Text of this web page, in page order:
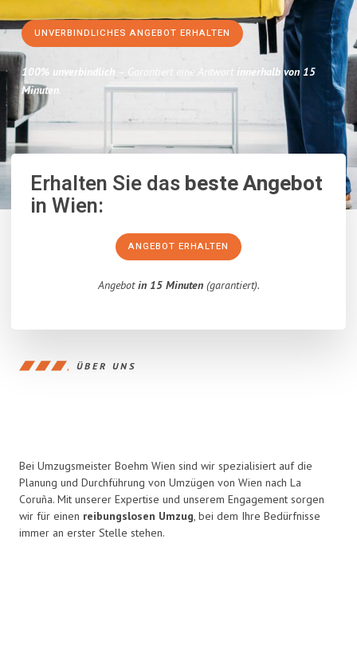
UNVERBINDLICHES ANGEBOT ERHALTEN
100% unverbindlich – Garantiert eine Antwort innerhalb von 15
Minuten.
Erhalten Sie dasbeste Angebot
in Wien:
ANGEBOT ERHALTEN
Angebotin 15 Minuten(garantiert).
ÜBER UNS
Bei Umzugsmeister Boehm Wien sind wir spezialisiert auf die
Planung und Durchführung von Umzügen von Wien nach La
Coruña. Mit unserer Expertise und unserem Engagement sorgen
wir für einen reibungslosen Umzug, bei dem Ihre Bedürfnisse
immer an erster Stelle stehen.